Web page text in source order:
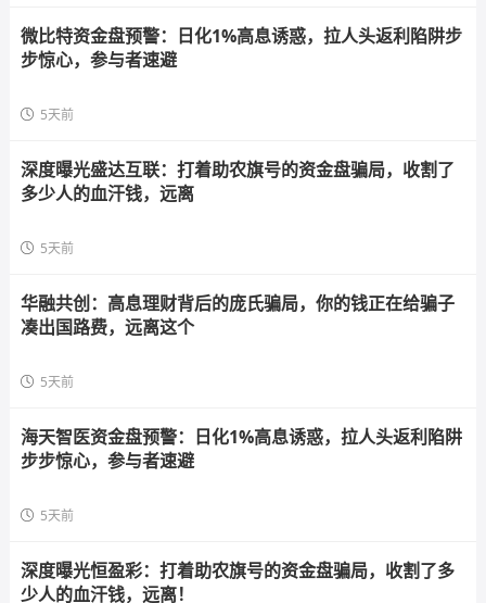
微比特资金盘预警：日化1%高息诱惑，拉人头返利陷阱步
步惊心，参与者速避
5天前
深度曝光盛达互联：打着助农旗号的资金盘骗局，收割了
多少人的血汗钱，远离
5天前
华融共创：高息理财背后的庞氏骗局，你的钱正在给骗子
凑出国路费，远离这个
5天前
海天智医资金盘预警：日化1%高息诱惑，拉人头返利陷阱
步步惊心，参与者速避
5天前
深度曝光恒盈彩：打着助农旗号的资金盘骗局，收割了多
少人的血汗钱，远离！